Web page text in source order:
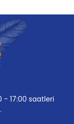
- 17:00 saatleri